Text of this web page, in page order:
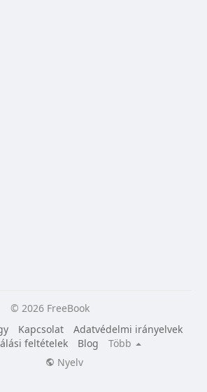
© 2026 FreeBook
Kapcsolat
Adatvédelmi irányelvek
feltételek
Blog
Több
Nyelv